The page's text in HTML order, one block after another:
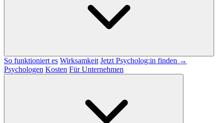
So funktioniert es Wirksamkeit Jetzt Psycholog:in finden →
Psychologen Kosten Für Unternehmen